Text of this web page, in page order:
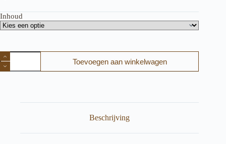
Inhoud
Suda
Care
Everyday,
Toevoegen aan winkelwagen
Beschrijving